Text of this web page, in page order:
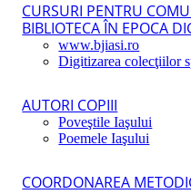
CURSURI PENTRU
BIBLIOTECA ÎN EPOCA
www.bjiasi.ro
Digitizarea colecţiilor
AUTORI COPIII
Poveştile Iaşului
Poemele Iaşului
COORDONAREA